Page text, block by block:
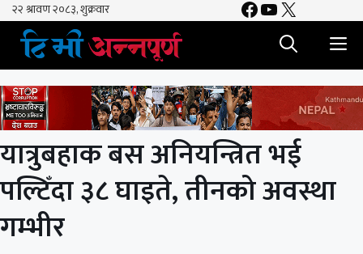
Skip
content
Facebook
YouTube
X
यात्रुबहाक बस अनियन्त्रित भई
पल्टिँदा ३८ घाइते, तीनको अवस्था
गम्भीर